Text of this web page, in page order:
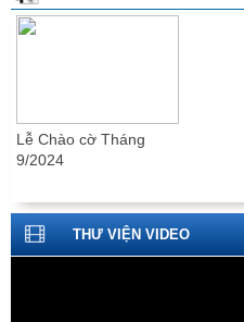
Lễ Chào cờ Tháng
7/2024
THƯ VIỆN VIDEO